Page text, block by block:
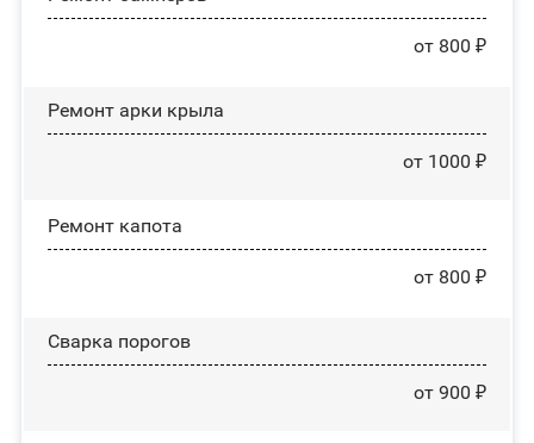
от 800 ₽
Ремонт арки крыла
от 1000 ₽
Ремонт капота
от 800 ₽
Сварка порогов
от 900 ₽